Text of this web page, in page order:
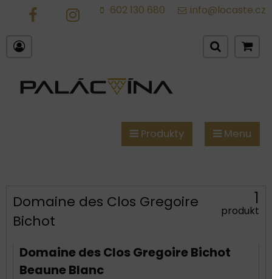
IG
602 130 680 info@locaste.cz
Produkty Menu
Domaine des Clos Gregoire
Bichot
1
produkt
Domaine des Clos Gregoire Bichot
Beaune Blanc